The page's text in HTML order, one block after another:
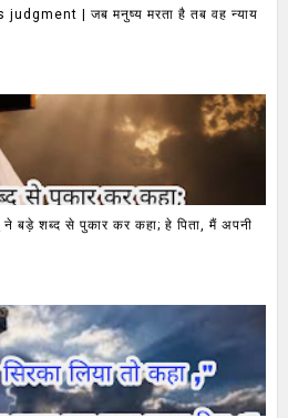
| जब मनुष्य मरता है तब वह न्याय
बड़े शब्द से पुकार कर कहा; हे पिता, मैं अपनी